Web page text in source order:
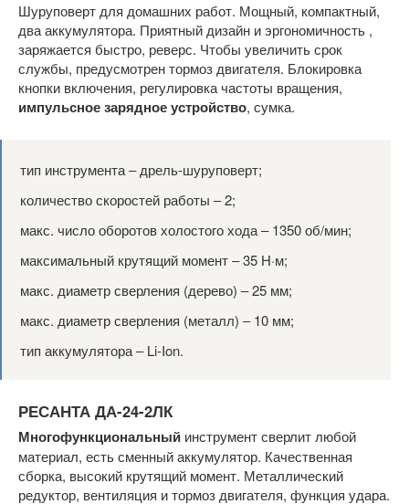
Шуруповерт для домашних работ. Мощный, компактный,
два аккумулятора. Приятный дизайн и эргономичность ,
заряжается быстро, реверс. Чтобы увеличить срок
службы, предусмотрен тормоз двигателя. Блокировка
кнопки включения, регулировка частоты вращения,
импульсное зарядное устройство, сумка.
тип инструмента ‒ дрель-шуруповерт;
количество скоростей работы ‒ 2;
макс. число оборотов холостого хода ‒ 1350 об/мин;
максимальный крутящий момент ‒ 35 Н·м;
макс. диаметр сверления (дерево) ‒ 25 мм;
макс. диаметр сверления (металл) ‒ 10 мм;
тип аккумулятора ‒ Li-Ion.
РЕСАНТА ДА-24-2ЛК
Многофункциональный инструмент сверлит любой
материал, есть сменный аккумулятор. Качественная
сборка, высокий крутящий момент. Металлический
редуктор, вентиляция и тормоз двигателя, функция удара.